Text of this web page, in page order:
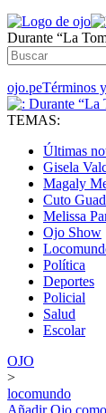
Durante “La
ojo.peTérminos
TEMAS:
Últimas
Gisela
Magaly
Cuto
Melissa
Ojo Show
Política
Deportes
Policial
Salud
Escolar
OJO
>
locomundo
AñadirOjo